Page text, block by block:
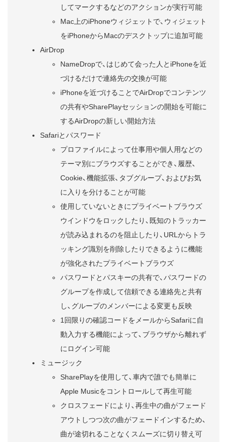
してマークするなどのアクションが実行可能
Mac上のiPhoneウィジェットで、ウィジェット
をiPhoneからMacのデスクトップに追加可能
AirDrop
NameDropで、はじめて会った人とiPhoneを近
づけるだけで連絡先の交換が可能
iPhoneを近づけることでAirDropでコンテンツ
の共有やSharePlayセッションの開始を可能に
するAirDropの新しい開始方法
Safariとパスワード
プロファイルによって仕事用や個人用などの
テーマ別にブラウズすることができ、履歴、
Cookie、機能拡張、タブグループ、およびお気
に入りを分けることが可能
使用していないときにプライベートブラウズ
ウインドウをロックしたり、既知のトラッカー
が読み込まれるのを阻止したり、URLからトラ
ッキング識別を削除したりできるように機能
が強化されたプライベートブラウズ
パスワードとパスキーの共有で、パスワードの
グループを作成して信頼できる連絡先と共有
し、グループのメンバーによる変更も反映
1回限りの確認コードをメールからSafariに自
動入力する機能によって、ブラウザから離れず
にログイン可能
ミュージック
SharePlayを使用して、車内で誰でも簡単に
Apple Musicをコントロールして再生可能
クロスフェードにより、再生中の曲がフェード
アウトしつつ次の曲がフェードインするため、
曲が途切れることなくスムーズに切り替え可